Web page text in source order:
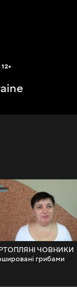
12+
ЧОВНИКИ
грибами